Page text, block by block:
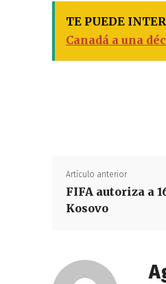
TE PUEDE
Canadá a una
Artículo anterior
FIFA autoriza a
Kosovo